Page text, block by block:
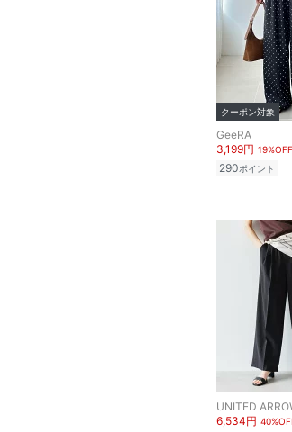
クーポン対象
GeeRA
3,199円 19%OFF
290ポイント
6,534円